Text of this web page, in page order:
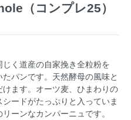
（コンプレ25）
く道産の自家挽き全粒粉を
パンです。天然酵母の風味と
ます。オーツ麦、ひまわりの
ードがたっぷりと入っていま
ーンなカンパーニュです。